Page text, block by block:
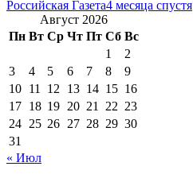
Российская Газета4 месяца спустя
Август 2026
Пн Вт Ср Чт Пт Сб Вс
1
2
3
4 5 6 7 8
9
10 11 12 13 14 15 16
17 18 19 20 21 22 23
24 25 26 27 28 29 30
31
« Июл